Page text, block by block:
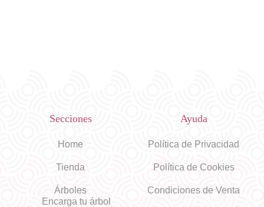
Secciones
Home
Tienda
Árboles
Encarga tu árbol
Ayuda
Política de Privacidad
Política de Cookies
Condiciones de Venta